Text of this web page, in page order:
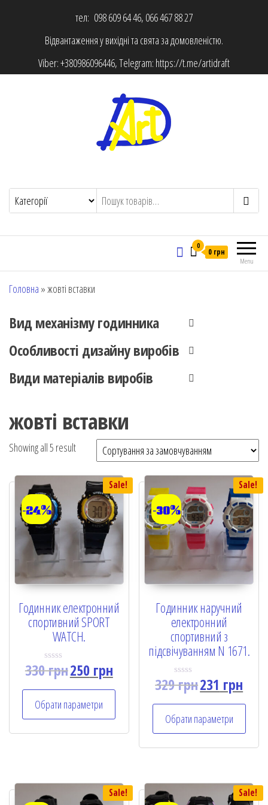
тел: 098 609 64 46, 066 467 88 27
Відвантаження у вихідні та свята за домовленістю.
Viber:+380986096446, Telegram: https://t.me/artidraft
Menu
0
0 грн
Головна »жовті вставки
Вид механізму годинника
Особливості дизайну виробів
Види матеріалів виробів
жовті вставки
Showing all 5 result
Sale!
-24%
Годинник електронний
спортивний SPORT
WATCH.
R
a
d
0
o
u
330грн250грн
Обрати параметри
Sale!
-30%
Годинник наручний
електронний
спортивний з
підсвічуванням N 1671.
R
d
0
o
u
5
329грн231 грн
Обрати параметри
Sale! Sale!